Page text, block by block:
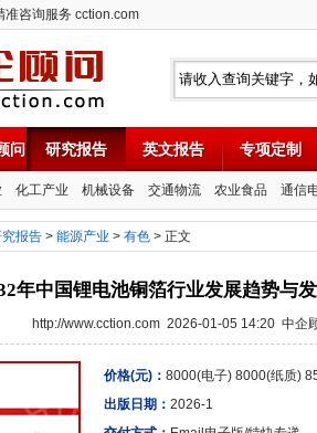
准咨询服务 cction.com
问 研究报告 英文报告 专项定制
化工产业 机械设备 交通物流 农业食品 通信
报告 > 能源产业 > 有色 > 正文
年中国锂电池铜箔行业发展趋势与
http://www.cction.com 2026-01-05 14:20 中企
价格(元)： 8000(电子) 8000(纸质)
出版日期： 2026-1